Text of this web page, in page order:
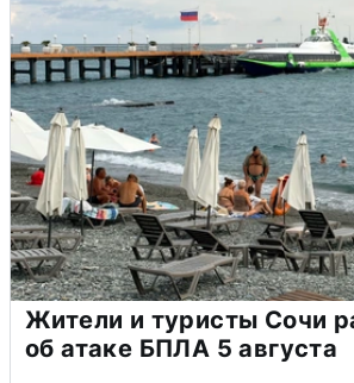
Жители и туристы Сочи
об атаке БПЛА 5 августа